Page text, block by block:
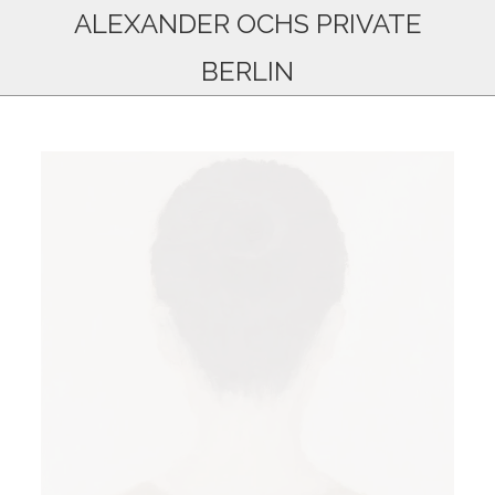
ALEXANDER OCHS PRIVATE
BERLIN